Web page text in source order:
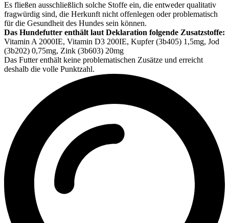
Es fließen ausschließlich solche Stoffe ein, die entweder qualitativ
fragwürdig sind, die Herkunft nicht offenlegen oder problematisch
für die Gesundheit des Hundes sein können.
Das Hundefutter enthält laut Deklaration folgende Zusatzstoffe:
Vitamin A 2000IE, Vitamin D3 200IE, Kupfer (3b405) 1,5mg, Jod
(3b202) 0,75mg, Zink (3b603) 20mg
Das Futter enthält keine problematischen Zusätze und erreicht
deshalb die volle Punktzahl.